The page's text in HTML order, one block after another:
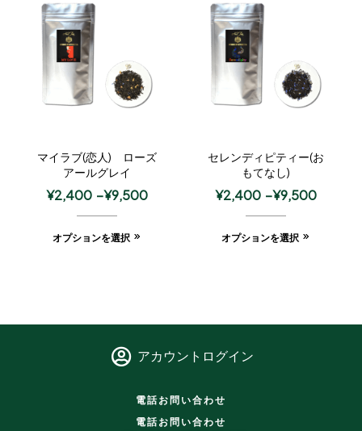
マイラブ(恋人) ローズ
アールグレイ
¥2,400 –¥9,500
オプションを選択
セレンディピティー(お
もてなし)
¥2,400 –¥9,500
オプションを選択
アカウントログイン
電話お問い合わせ
電話お問い合わせ